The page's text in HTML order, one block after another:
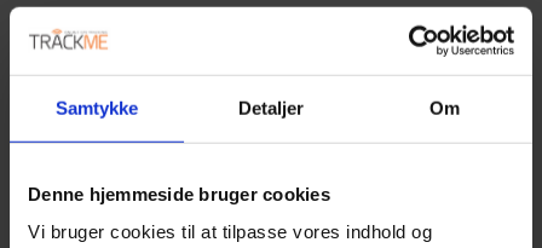
Samtykke Detaljer Om
Denne hjemmeside bruger cookies
Vi bruger cookies til at tilpasse vores indhold og
Skalerbare løsninger
Fokus på kundens behov
Hurtig adgang til support
ønsker en løsning, der virker i praksis.